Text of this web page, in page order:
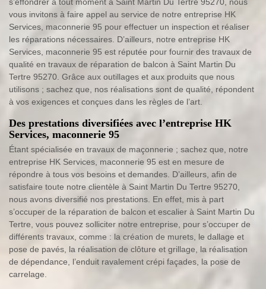
s’effondrer à tout moment à Saint Martin Du Tertre 95270, nous
vous invitons à faire appel au service de notre entreprise HK
Services, maconnerie 95 pour effectuer un inspection et réaliser
les réparations nécessaires. D’ailleurs, notre entreprise HK
Services, maconnerie 95 est réputée pour fournir des travaux de
qualité en travaux de réparation de balcon à Saint Martin Du
Tertre 95270. Grâce aux outillages et aux produits que nous
utilisons ; sachez que, nos réalisations sont de qualité, répondent
à vos exigences et conçues dans les règles de l’art.
Des prestations diversifiées avec l’entreprise HK
Services, maconnerie 95
Étant spécialisée en travaux de maçonnerie ; sachez que, notre
entreprise HK Services, maconnerie 95 est en mesure de
répondre à tous vos besoins et demandes. D’ailleurs, afin de
satisfaire toute notre clientèle à Saint Martin Du Tertre 95270,
nous avons diversifié nos prestations. En effet, mis à part
s’occuper de la réparation de balcon et escalier à Saint Martin Du
Tertre, vous pouvez solliciter notre entreprise, pour s’occuper de
différents travaux, comme : la création de murets, le dallage et
pose de pavés, la réalisation de clôture et grillage, la réalisation
de dépendance, l’enduit ravalement crépi façades, la pose de
carrelage.